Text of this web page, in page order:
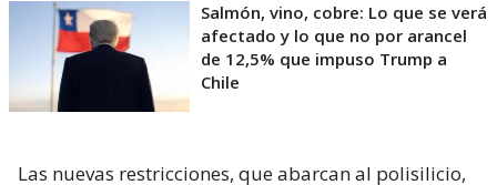
Salmón, vino, cobre: Lo que se verá
afectado y lo que no por arancel
de 12,5% que impuso Trump a
Chile
Las nuevas restricciones, que abarcan al polisilicio,